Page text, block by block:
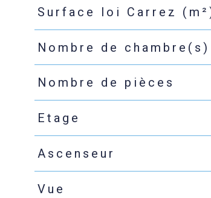
Surface loi Carrez
Nombre de chambre(s)
Nombre de pièces
Etage
Ascenseur
Vue